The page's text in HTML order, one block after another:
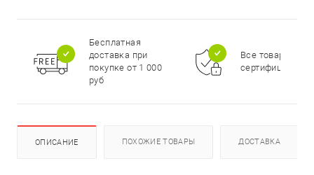
Бесплатная
доставка при
покупке от 1 000
руб
Все товары
ОПИСАНИЕ ПОХОЖИЕ ТОВАРЫ ДОСТАВКА